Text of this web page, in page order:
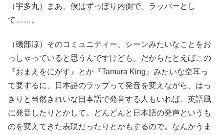
（宇多丸）まあ、僕はずっぽり内側で。ラッパーとし
て……。
（磯部涼）そのコミュニティー、シーンみたいなことをお
っしゃっていると思うんですけども。だからたとえばこの
『おまえをにがす』とか『Tamura King』みたいな空耳っ
て要するに、日本語のラップって発音を変えながら、はっ
きりと当然きれいな日本語で発音する人もいれば、英語風
に発音したりとかして。どんどんと日本語の発声というも
のを変えてきた表現だったりとかもするので。なんかうま